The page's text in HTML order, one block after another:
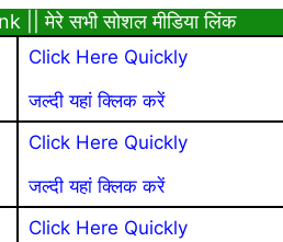
|| मेरे सभी सोशल मीडिया लिंक
Click Here Quickly
जल्दी यहां क्लिक करें
Click Here Quickly
जल्दी यहां क्लिक करें
Click Here Quickly